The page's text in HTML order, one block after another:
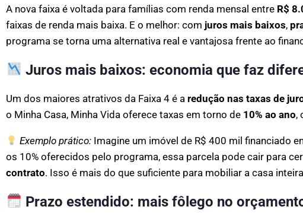
A nova faixa é voltada para famílias com renda mensal entre R$
faixas de renda mais baixa. E o melhor: com juros mais baixos,
programa se torna uma alternativa real e vantajosa frente ao
Juros mais baixos: economia que faz
Um dos maiores atrativos da Faixa 4 é a redução nas taxas de
o Minha Casa, Minha Vida oferece taxas em torno de 10% ao ano,
Exemplo prático: Imagine um imóvel de R$ 400 mil financiado
os 10% oferecidos pelo programa, essa parcela pode cair para
contrato. Isso é mais do que suficiente para mobiliar a casa
Prazo estendido: mais fôlego no